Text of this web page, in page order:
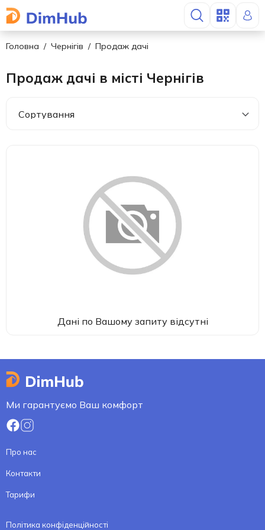
Головна Чернігів Продаж дачі
Продаж дачі в місті Чернігів
Дані по Вашому запиту відсутні
Ми гарантуємо Ваш комфорт
Про нас
Контакти
Тарифи
Політика конфіденційності